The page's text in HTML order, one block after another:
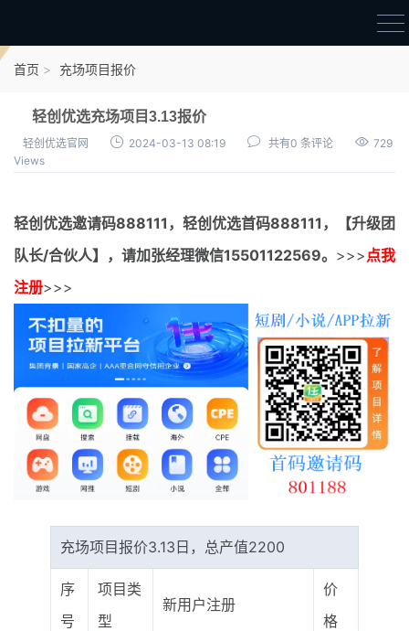
结算进度
团队长扶持
充场项目报价
无人直播
电商入门
最新通知
项目介绍
首页 充场项目报价
轻创优选充场项目3.13报价
轻创优选官网 2024-03-13 08:19 共有0 条评论
729
Views
轻创优选邀请码888111， 轻创优选首码888111，【升级团
队长/合伙人】，请加张经理微信15501122569。 >>>点我
注册>>>
充场项目报价3.13日，总产值2200
序
号
项目类
型
新用户注册
价
格